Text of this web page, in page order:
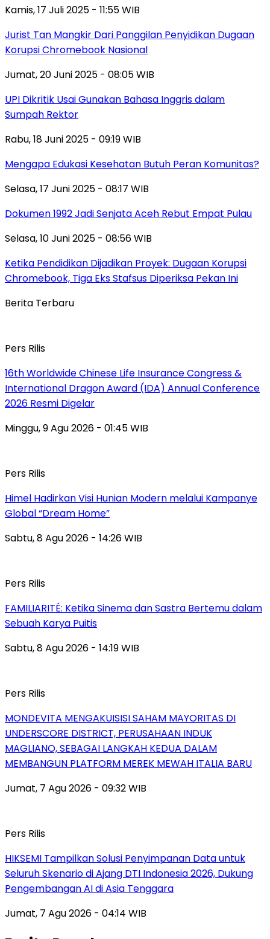
Kamis, 17 Juli 2025 - 11:55 WIB
Jurist Tan Mangkir Dari Panggilan Penyidikan Dugaan
Korupsi Chromebook Nasional
Jumat, 20 Juni 2025 - 08:05 WIB
UPI Dikritik Usai Gunakan Bahasa Inggris dalam
Sumpah Rektor
Rabu, 18 Juni 2025 - 09:19 WIB
Mengapa Edukasi Kesehatan Butuh Peran Komunitas?
Selasa, 17 Juni 2025 - 08:17 WIB
Dokumen 1992 Jadi Senjata Aceh Rebut Empat Pulau
Selasa, 10 Juni 2025 - 08:56 WIB
Ketika Pendidikan Dijadikan Proyek: Dugaan Korupsi
Chromebook, Tiga Eks Stafsus Diperiksa Pekan Ini
Berita Terbaru
Pers Rilis
16th Worldwide Chinese Life Insurance Congress &
International Dragon Award (IDA) Annual Conference
2026 Resmi Digelar
Minggu, 9 Agu 2026 - 01:45 WIB
Pers Rilis
Himel Hadirkan Visi Hunian Modern melalui Kampanye
Global “Dream Home”
Sabtu, 8 Agu 2026 - 14:26 WIB
Pers Rilis
FAMILIARITÉ: Ketika Sinema dan Sastra Bertemu dalam
Sebuah Karya Puitis
Sabtu, 8 Agu 2026 - 14:19 WIB
Pers Rilis
MONDEVITA MENGAKUISISI SAHAM MAYORITAS DI
UNDERSCORE DISTRICT, PERUSAHAAN INDUK
MAGLIANO, SEBAGAI LANGKAH KEDUA DALAM
MEMBANGUN PLATFORM MEREK MEWAH ITALIA BARU
Jumat, 7 Agu 2026 - 09:32 WIB
Pers Rilis
HIKSEMI Tampilkan Solusi Penyimpanan Data untuk
Seluruh Skenario di Ajang DTI Indonesia 2026, Dukung
Pengembangan AI di Asia Tenggara
Jumat, 7 Agu 2026 - 04:14 WIB